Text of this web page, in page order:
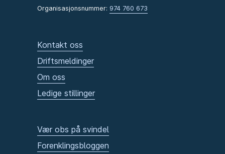
Organisasjonsnummer: 974 760 673
Kontakt oss
Driftsmeldinger
Om oss
Ledige stillinger
Vær obs på svindel
Forenklingsbloggen